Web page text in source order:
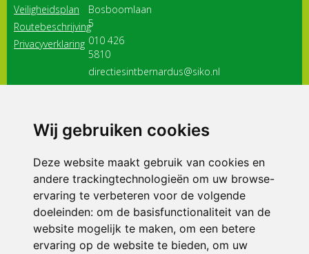
Wij gebruiken cookies
Deze website maakt gebruik van cookies en
andere trackingtechnologieën om uw browse-
ervaring te verbeteren voor de volgende
doeleinden: om de basisfunctionaliteit van de
website mogelijk te maken, om een betere
ervaring op de website te bieden, om uw
Veiligheidsplan
Routebeschrijving
Privacyverklaring
Bosboomlaan
5
010 426
5810
directiesintbernardus@siko.nl
3116 JB
ONDERDEEL VAN